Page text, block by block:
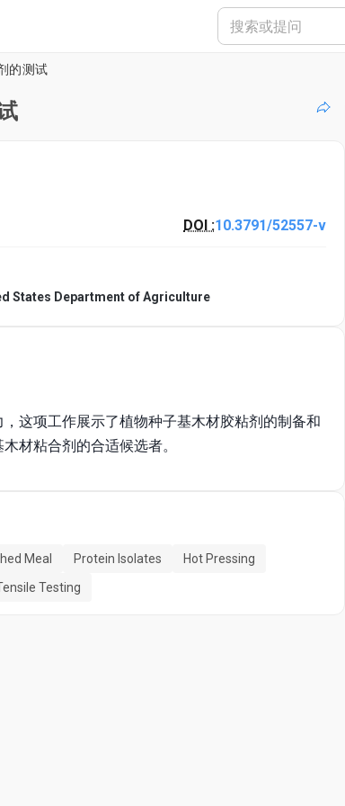
的测试
DOI :10.3791/52557-v
States Department of Agriculture
这项工作展示了植物种子基木材胶粘剂的制备和
材粘合剂的合适候选者。
Meal Protein Isolates
Hot Pressing
Testing